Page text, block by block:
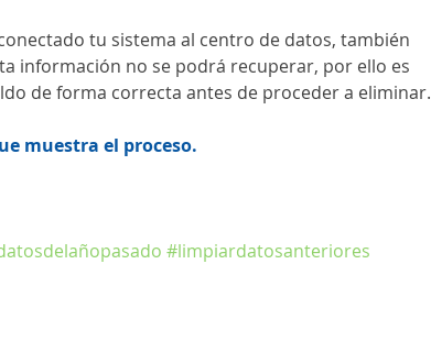
tu sistema al centro de datos, también
información no se podrá recuperar, por ello es
de forma correcta antes de proceder a eliminar.
muestra el proceso.
#limpiardatosanteriores